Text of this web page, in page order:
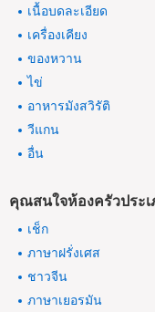
เนื้อบดละเอียด
เครื่องเคียง
ของหวาน
ไข่
อาหารมังสวิรัติ
วีแกน
อื่น
คุณสนใจห้องครัวประ
เช็ก
ภาษาฝรั่งเศส
ชาวจีน
ภาษาเยอรมัน